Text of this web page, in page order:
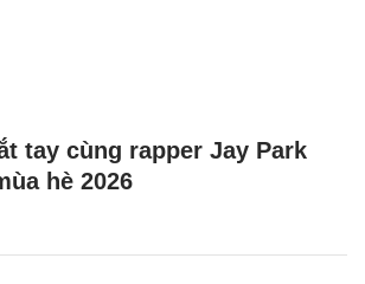
tay cùng rapper Jay Park
hè 2026